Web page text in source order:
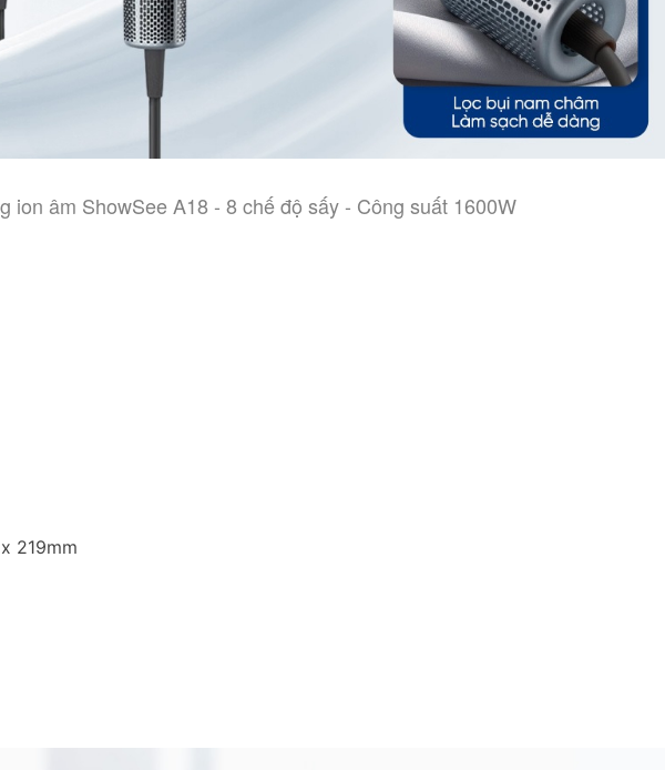
ion âm ShowSee A18 - 8 chế độ sấy - Công suất 1600W
219mm